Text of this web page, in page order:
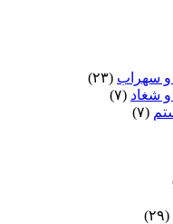
و سهراب (۲۳)
شغاد (۷)
(۷)
(۲۹)